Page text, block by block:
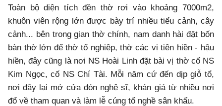
Toàn bộ diện tích đền thờ rơi vào khoảng 7000m2,
khuôn viên rộng lớn được bày trí nhiều tiểu cảnh, cây
cảnh... bên trong gian thờ chính, nam danh hài đặt bốn
bàn thờ lớn để thờ tổ nghiệp, thờ các vị tiên hiền - hậu
hiền, đây cũng là nơi NS Hoài Linh đặt bài vị thờ cố NS
Kim Ngọc, cố NS Chí Tài. Mỗi năm cứ đến dịp giỗ tổ,
nơi đây lại mở cửa đón nghệ sĩ, khán giả từ nhiều nơi
đổ về tham quan và làm lễ cúng tổ nghề sân khấu.